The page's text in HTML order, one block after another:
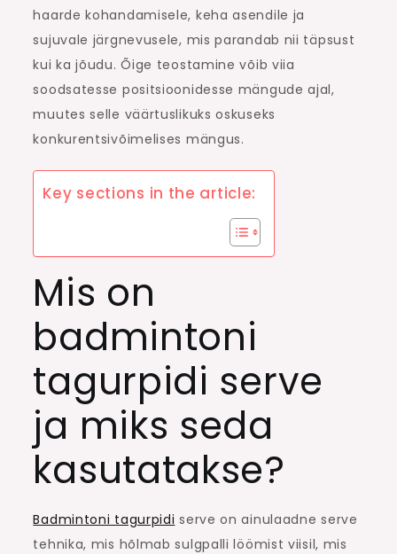
haarde kohandamisele, keha asendile ja
sujuvale järgnevusele, mis parandab nii täpsust
kui ka jõudu. Õige teostamine võib viia
soodsatesse positsioonidesse mängude ajal,
muutes selle väärtuslikuks oskuseks
konkurentsivõimelises mängus.
Key sections in the article:
Mis on
badmintoni
tagurpidi serve
ja miks seda
kasutatakse?
Badmintoni tagurpidi serve on ainulaadne serve
tehnika, mis hõlmab sulgpalli löömist viisil, mis